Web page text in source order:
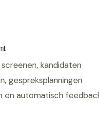
kandidaten
gespreksplanningen
en automatisch